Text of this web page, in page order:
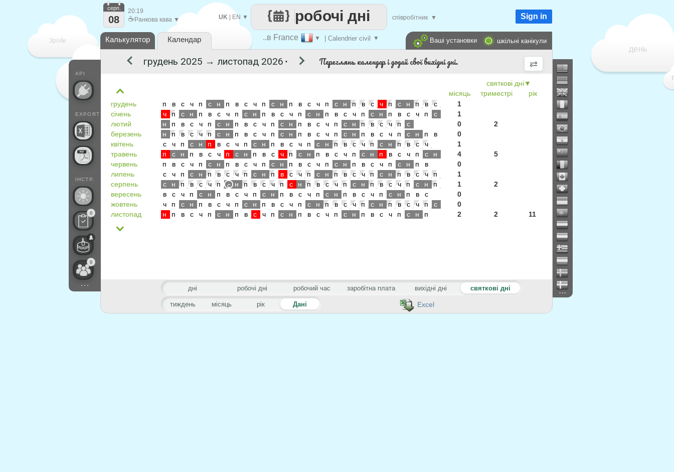
Зроби
день
..в France ▼ | Calendrier civil ▼
робочі дні
UK EN ▼ співробітник ▼
API
EXPORT
ІНСТР.
0
0
...
серп.
08
20:19
☕ Ранкова кава ▼ Sign in
Калькулятор Календар шкільні канікули
Ваші установки
...
Excel
▼
місяць
триместрі рік
▼ Переглянь календар і додай свої вихідні дні.
грудень п в с ч п с н п в с ч п с н п в с ч п с н п в с ч п с н п в с
1
січень
ч п с н п в с ч п с н п в с ч п с н п в с ч п с н п в с ч п с
1
лютий
н п в с ч п с н п в с ч п с н п в с ч п с н п в с ч п с 0
2
березень
н п в с ч п с н п в с ч п с н п в с ч п с н п в с ч п с н п в
0
квітень
с ч п с н п в с ч п с н п в с ч п с н п в с ч п с н п в с ч
1
травень
п с н п в с ч п с н п в с ч п с н п в с ч п с н п в с ч п с н 4
5
червень
п в с ч п с н п в с ч п с н п в с ч п с н п в с ч п с н п в
0
липень
с ч п с н п в с ч п с н п в с ч п с н п в с ч п с н п в с ч п
1
серпень
с н п в с ч п с н п в с ч п с н п в с ч п с н п в с ч п с н п 1
2
вересень
в с ч п с н п в с ч п с н п в с ч п с н п в с ч п с н п в с
0
жовтень
ч п с н п в с ч п с н п в с ч п с н п в с ч п с н п в с ч п с
0
листопад
н п в с ч п с н п в с ч п с н п в с ч п с н п в с ч п с н п 2 2 11
тиждень місяць рік Дані
дні робочі дні робочий час заробітна плата вихідні дні святкові дні